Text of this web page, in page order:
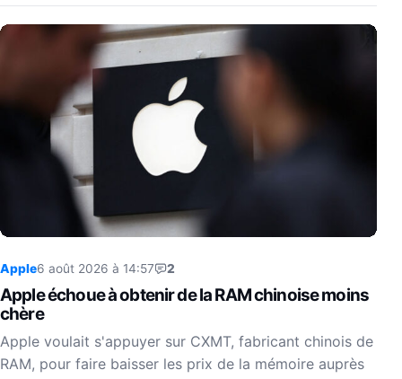
Apple6 août 2026 à 14:57 2
Apple échoue à obtenir de la RAM chinoise moins
chère
Apple voulait s'appuyer sur CXMT, fabricant chinois de
RAM, pour faire baisser les prix de la mémoire auprès